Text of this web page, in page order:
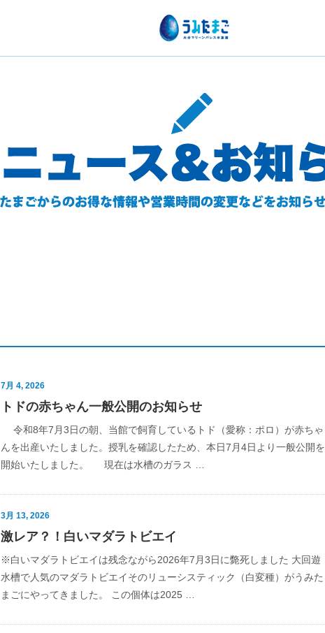
7月 4, 2026
トドの赤ちゃん一般公開のお知らせ
令和8年7月3日の朝、当館で飼育しているトド（愛称：ポロ）が赤ちゃ
んを出産いたしました。授乳を確認したため、本日7月4日より一般公開を
開始いたしました。 現在は水槽のガラス …
3月 13, 2026
激レア？！白いマダラトビエイ
※白いマダラトビエイは残念ながら2026年7月3日に斃死しました 大回遊
水槽で人気のマダラトビエイそのリューシスティック（白変種）がうみた
まごにやってきました。 この個体は2025 …